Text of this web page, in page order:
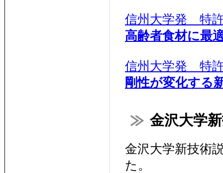
信州大学発 特
高齢者食材に最
信州大学発 特
剛性が変化する
金沢大学
金沢大学新技術
た。